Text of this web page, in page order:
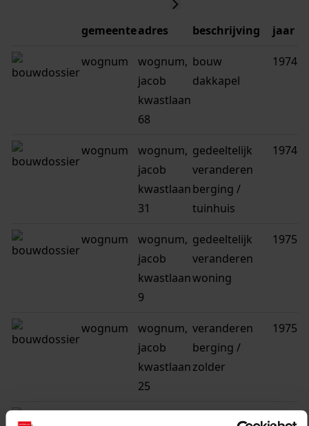
gemeenteadres beschrijving jaar
wognum
wognum,
jacob
kwastlaan
68
bouw
dakkapel
1974
wognum
wognum,
jacob
kwastlaan
31
gedeeltelijk
veranderen
berging /
tuinhuis
1974
wognum
wognum,
jacob
kwastlaan
9
gedeeltelijk
veranderen
woning
1975
wognum
wognum,
jacob
kwastlaan
25
veranderen
berging /
zolder
1975
gedeeltelijk
1975